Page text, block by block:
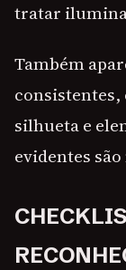
tratar
Também
consistentes,
silhueta e
evidentes